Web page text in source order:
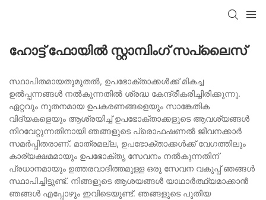
ഹോട്ട് ഫോയിൽ സ്റ്റാമ്പിംഗ് സപ്ലൈസ്
സ്ഥാപിതമായതുമുതൽ, ഉപഭോക്താക്കൾക്ക് മികച്ച
ഉൽപ്പന്നങ്ങൾ നൽകുന്നതിൽ ശ്രദ്ധ കേന്ദ്രീകരിച്ചിരിക്കുന്നു.
ഏറ്റവും നൂതനമായ ഉപകരണങ്ങളെയും സാങ്കേതിക
വിദ്യകളെയും ആശ്രയിച്ച് ഉപഭോക്താക്കളുടെ ആവശ്യങ്ങൾ
നിറവേറ്റുന്നതിനായി ഞങ്ങളുടെ പ്രൊഫഷണൽ ജീവനക്കാർ
സമർപ്പിതരാണ്. മാത്രമല്ല, ഉപഭോക്താക്കൾക്ക് വേഗത്തിലും
കാര്യക്ഷമമായും ഉപഭോക്തൃ സേവനം നൽകുന്നതിന്
പ്രധാനമായും ഉത്തരവാദിത്തമുള്ള ഒരു സേവന വകുപ്പ് ഞങ്ങൾ
സ്ഥാപിച്ചിട്ടുണ്ട്. നിങ്ങളുടെ ആശയങ്ങൾ യാഥാർത്ഥ്യമാക്കാൻ
ഞങ്ങൾ എപ്പോഴും ഇവിടെയുണ്ട്. ഞങ്ങളുടെ പുതിയ